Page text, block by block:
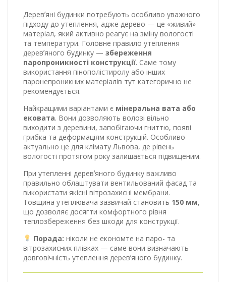
Деревʼяні будинки потребують особливо уважного
підходу до утеплення, адже дерево — це «живий»
матеріал, який активно реагує на зміну вологості
та температури. Головне правило утеплення
деревʼяного будинку — збереження
паропроникності конструкції. Саме тому
використання пінополістиролу або інших
паронепроникних матеріалів тут категорично не
рекомендується.
Найкращими варіантами є мінеральна вата або
ековата. Вони дозволяють волозі вільно
виходити з деревини, запобігаючи гниттю, появі
грибка та деформаціям конструкцій. Особливо
актуально це для клімату Львова, де рівень
вологості протягом року залишається підвищеним.
При утепленні деревʼяного будинку важливо
правильно облаштувати вентильований фасад та
використати якісні вітрозахисні мембрани.
Товщина утеплювача зазвичай становить 150 мм,
що дозволяє досягти комфортного рівня
теплозбереження без шкоди для конструкції.
Порада: ніколи не економте на паро- та
вітрозахисних плівках — саме вони визначають
довговічність утеплення деревʼяного будинку.